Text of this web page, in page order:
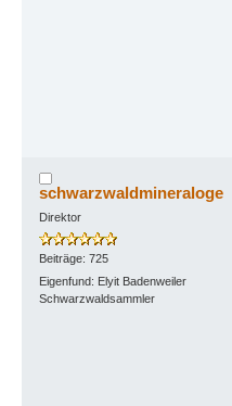
schwarzwaldmineraloge
Direktor
Beiträge: 725
Eigenfund: Elyit Badenweiler
Schwarzwaldsammler